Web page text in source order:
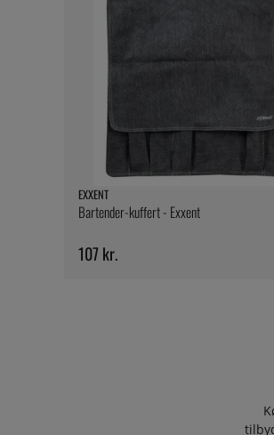
EXXENT
Bartender-kuffert - Exxent
107 kr.